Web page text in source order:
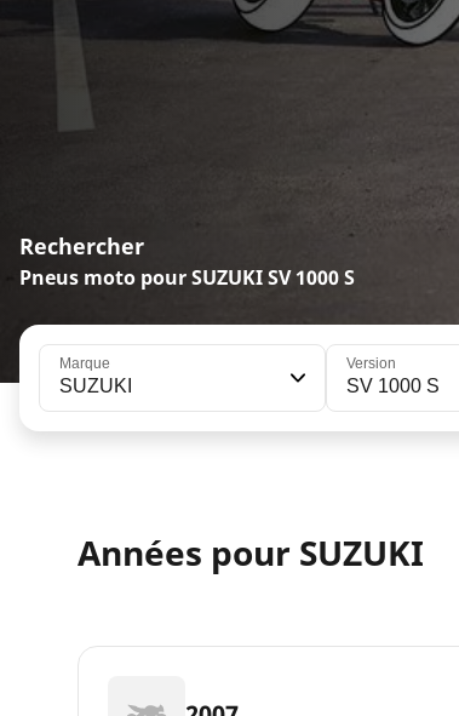
Rechercher
Pneus moto pour SUZUKI SV 1000 S
Marque
SUZUKI
Version
SV 1000 S
Années pour SUZUKI